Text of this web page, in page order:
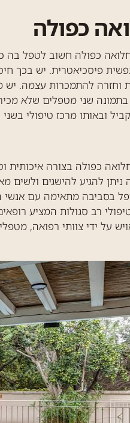
כפולה
כפולה חשוב לטפל בה
פיסכיאטרית. יש בכך
וחזרה להתמכרות עצמה.
שני מטפלים שלא
ובאותו מרכז טיפולי בשני
כפולה בצורה
ניתן להגיע להישגים
בסביבה מתאימה עם אנשי
רב סגולות המציע
על ידי צוותי רפואה,